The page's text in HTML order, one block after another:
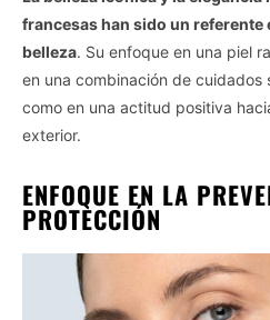
francesas han sido un referente
belleza. Su enfoque en una piel
en una combinación de cuidados
como en una actitud positiva
exterior.
ENFOQUE EN LA
PROTECCIÓN